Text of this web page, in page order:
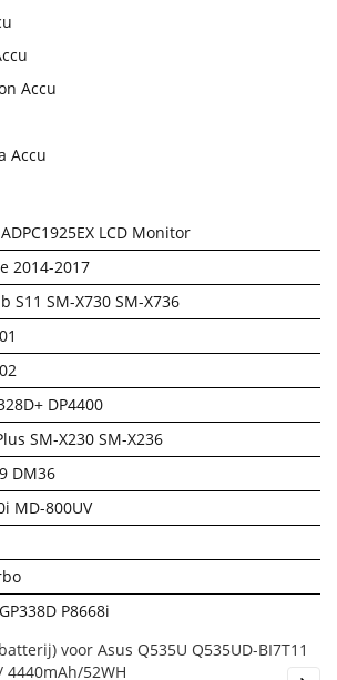
Accu
Accu
LCD Monitor
2014-2017
S11 SM-X730 SM-X736
DP4400
SM-X230 SM-X236
DM36
MD-800UV
P8668i